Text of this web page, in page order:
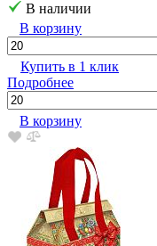
В наличии
В корзину
Купить в 1 клик
Подробнее
В корзину